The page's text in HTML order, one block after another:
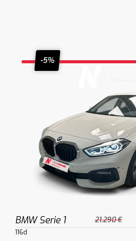
-5%
BMW Serie 1 21.290 €
116d